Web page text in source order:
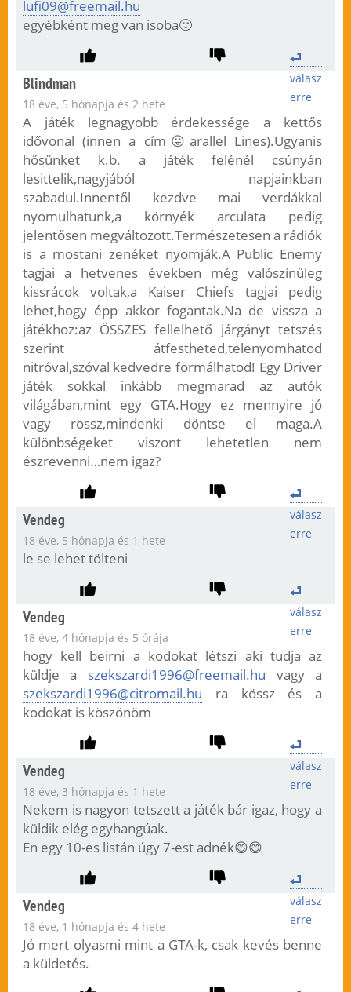
lufi09@freemail.hu
egyébként meg van isoba🙂
válasz
erre
Blindman
18 éve, 5 hónapja és 2 hete
A játék legnagyobb érdekessége a kettős
idővonal (innen a cím😛arallel Lines).Ugyanis
hősünket k.b. a játék felénél csúnyán
lesittelik,nagyjából napjainkban
szabadul.Innentől kezdve mai verdákkal
nyomulhatunk,a környék arculata pedig
jelentősen megváltozott.Természetesen a rádiók
is a mostani zenéket nyomják.A Public Enemy
tagjai a hetvenes években még valószínűleg
kissrácok voltak,a Kaiser Chiefs tagjai pedig
lehet,hogy épp akkor fogantak.Na de vissza a
játékhoz:az ÖSSZES fellelhető járgányt tetszés
szerint átfestheted,telenyomhatod
nitróval,szóval kedvedre formálhatod! Egy Driver
játék sokkal inkább megmarad az autók
világában,mint egy GTA.Hogy ez mennyire jó
vagy rossz,mindenki döntse el maga.A
különbségeket viszont lehetetlen nem
észrevenni…nem igaz?
válasz
erre
Vendeg
18 éve, 5 hónapja és 1 hete
le se lehet tölteni
válasz
erre
Vendeg
18 éve, 4 hónapja és 5 órája
hogy kell beirni a kodokat létszi aki tudja az
küldje a szekszardi1996@freemail.hu vagy a
szekszardi1996@citromail.hu ra kössz és a
kodokat is köszönöm
válasz
erre
Vendeg
18 éve, 3 hónapja és 1 hete
Nekem is nagyon tetszett a játék bár igaz, hogy a
küldik elég egyhangúak.
En egy 10-es listán úgy 7-est adnék😄😄
válasz
erre
Vendeg
18 éve, 1 hónapja és 4 hete
Jó mert olyasmi mint a GTA-k, csak kevés benne
a küldetés.